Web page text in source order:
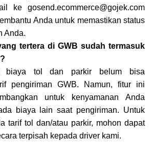
ke gosend.ecommerce@gojek.com
Anda untuk memastikan status
Anda.
tertera di GWB sudah termasuk
biaya tol dan parkir belum bisa
pengiriman GWB. Namun, fitur ini
untuk kenyamanan Anda
biaya lain saat pengiriman. Untuk
tarif tol dan/atau parkir, mohon dapat
terpisah kepada driver kami.